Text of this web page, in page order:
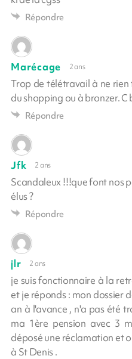
Répondre
Marécage 2 ans
Trop de télétravail à ne
du shopping ou à bronzer.
Répondre
Jfk 2 ans
Scandaleux !!!que font nos
élus ?
Répondre
jlr 2 ans
je suis fonctionnaire à la
et je réponds : mon dossier
an à l'avance , n'a pas été
ma 1ère pension avec 3
déposé une réclamation et
à St Denis .